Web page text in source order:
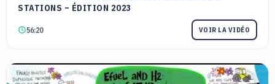
STATIONS – ÉDITION 2023
56:20 VOIR LA VIDÉO